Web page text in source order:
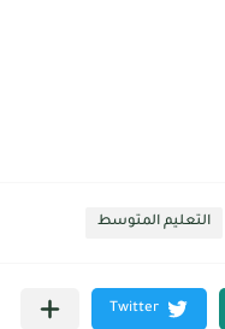
التعليم المتوسط